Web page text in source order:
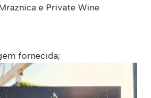
e Private Wine
fornecida;